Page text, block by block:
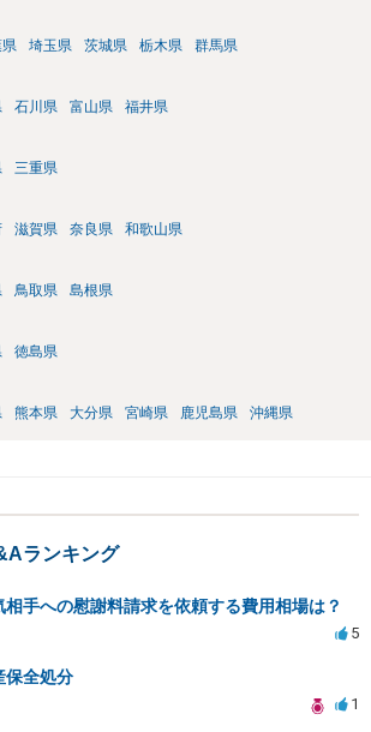
埼玉県 茨城県 栃木県 群馬県
石川県 富山県 福井県
三重県
滋賀県 奈良県 和歌山県
鳥取県 島根県
徳島県
熊本県 大分県 宮崎県 鹿児島県 沖縄県
ランキング
相手への慰謝料請求を依頼する費用相場は？
5
保全処分
1